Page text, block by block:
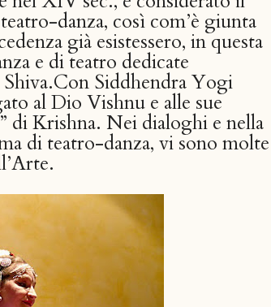
danza, così com’è giunta
già esistessero, in questa
e di teatro dedicate
Siddhendra Yogi
al Dio Vishnu e alle sue
di Krishna. Nei dialoghi e nella
di teatro-danza, vi sono molte